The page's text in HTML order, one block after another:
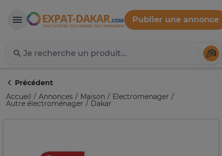
Expat-Dakar
Publier une annonce
Précédent
Accueil
Annonces Maison Electromenager
Autre électroménager Dakar